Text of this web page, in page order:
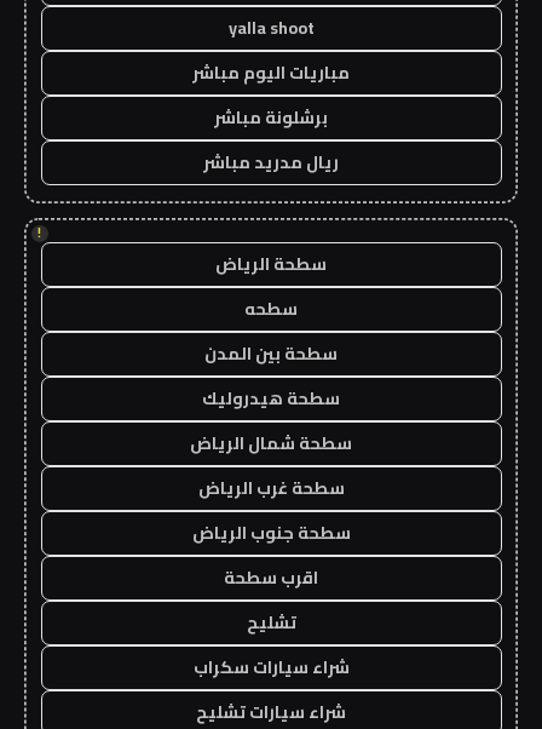
yalla shoot
مباريات اليوم مباشر
برشلونة مباشر
ريال مدريد مباشر
!
سطحة الرياض
سطحه
سطحة بين المدن
سطحة هيدروليك
سطحة شمال الرياض
سطحة غرب الرياض
سطحة جنوب الرياض
اقرب سطحة
تشليح
شراء سيارات سكراب
شراء سيارات تشليح